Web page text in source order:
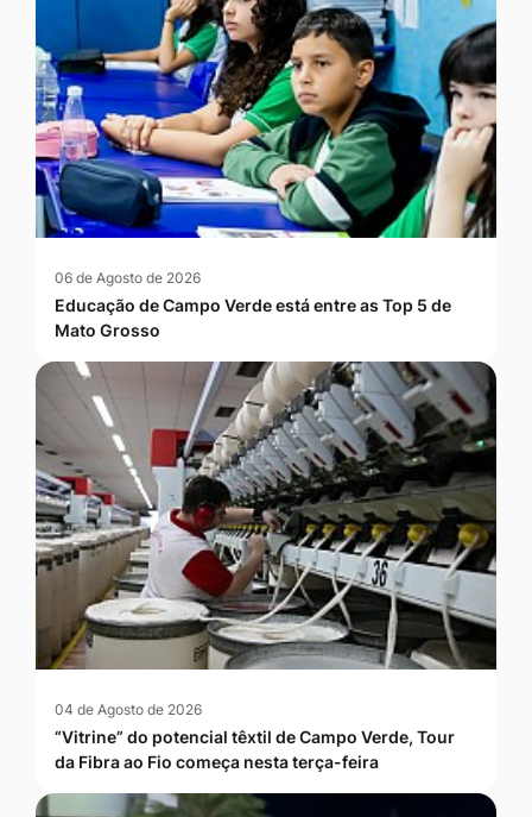
06 de Agosto de 2026
Educação de Campo Verde está entre as Top 5 de
Mato Grosso
04 de Agosto de 2026
“Vitrine” do potencial têxtil de Campo Verde, Tour
da Fibra ao Fio começa nesta terça-feira